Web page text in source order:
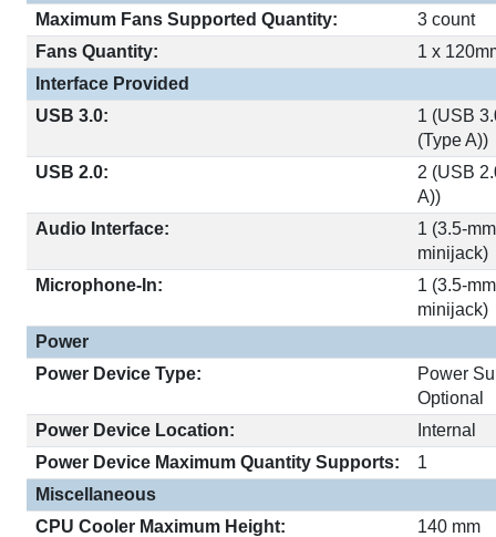
Maximum Fans Supported Quantity:
3 count
Fans Quantity:
1 x
Interface Provided
USB 3.0:
1 (USB
(Type A))
USB 2.0:
2 (USB
A))
Audio Interface:
1 (3.5-mm
minijack)
Microphone-In:
1 (3.5-mm
minijack)
Power
Power Device Type:
Power
Optional
Power Device Location:
Internal
Power Device Maximum Quantity Supports:
1
Miscellaneous
CPU Cooler Maximum Height:
140 mm